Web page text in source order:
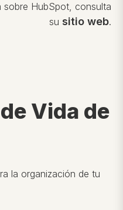
sobre HubSpot, consulta
su sitio web.
Vida de
la organización de tu